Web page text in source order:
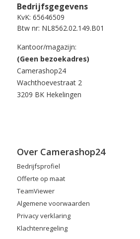
Bedrijfsgegevens
KvK: 65646509
Btw nr: NL8562.02.149.B01
Kantoor/magazijn:
(Geen bezoekadres)
Camerashop24
Wachthoevestraat 2
3209 BK Hekelingen
Over Camerashop24
Bedrijfsprofiel
Offerte op maat
TeamViewer
Algemene voorwaarden
Privacy verklaring
Klachtenregeling